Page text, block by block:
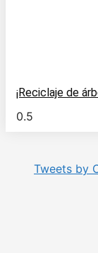
¡Reciclaje de
Tweets by